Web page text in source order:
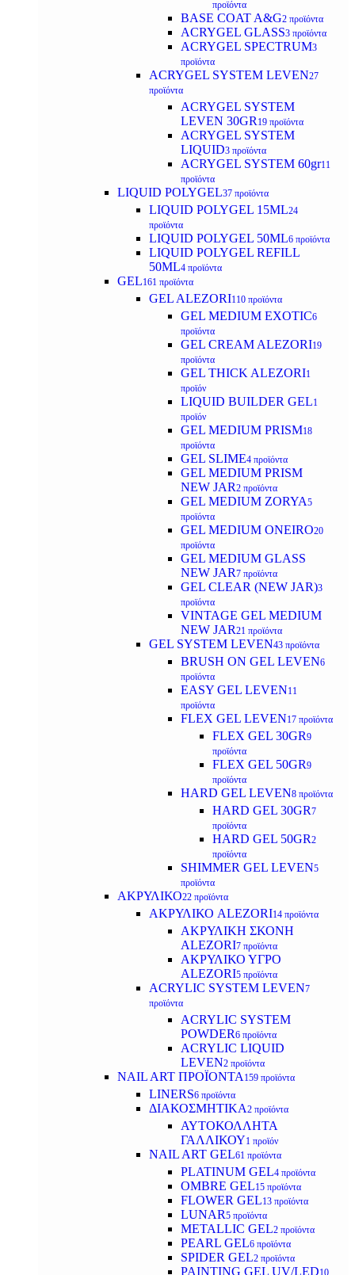
προϊόντα
BASE COAT A&G2 προϊόντα
ACRYGEL GLASS3 προϊόντα
ACRYGEL SPECTRUM3
προϊόντα
ACRYGEL SYSTEM LEVEN27
προϊόντα
ACRYGEL SYSTEM
LEVEN 30GR 19 προϊόντα
ACRYGEL SYSTEM
LIQUID3 προϊόντα
ACRYGEL SYSTEM 60gr11
προϊόντα
LIQUID POLYGEL37 προϊόντα
LIQUID POLYGEL 15ML24
προϊόντα
LIQUID POLYGEL 50ML6 προϊόντα
LIQUID POLYGEL REFILL
50ML4 προϊόντα
GEL161 προϊόντα
GEL ALEZORI110 προϊόντα
GEL MEDIUM EXOTIC6
προϊόντα
GEL CREAM ALEZORI19
προϊόντα
GEL THICK ALEZORI1
προϊόν
LIQUID BUILDER GEL1
προϊόν
GEL MEDIUM PRISM18
προϊόντα
GEL SLIME4 προϊόντα
GEL MEDIUM PRISM
NEW JAR2 προϊόντα
GEL MEDIUM ZORYA5
προϊόντα
GEL MEDIUM ONEIRO20
προϊόντα
GEL MEDIUM GLASS
NEW JAR7 προϊόντα
GEL CLEAR (NEW JAR)3
προϊόντα
VINTAGE GEL MEDIUM
NEW JAR21 προϊόντα
GEL SYSTEM LEVEN43 προϊόντα
BRUSH ON GEL LEVEN6
προϊόντα
EASY GEL LEVEN11
προϊόντα
FLEX GEL LEVEN17 προϊόντα
FLEX GEL 30GR9
προϊόντα
FLEX GEL 50GR9
προϊόντα
HARD GEL LEVEN8 προϊόντα
HARD GEL 30GR7
προϊόντα
HARD GEL 50GR2
προϊόντα
SHIMMER GEL LEVEN5
προϊόντα
ΑΚΡΥΛΙΚΟ22 προϊόντα
ΑΚΡΥΛΙΚΟ ALEZORI14 προϊόντα
ΑΚΡΥΛΙΚΗ ΣΚΟΝΗ
ALEZORI7 προϊόντα
ΑΚΡΥΛΙΚΟ ΥΓΡΟ
ALEZORI5 προϊόντα
ACRYLIC SYSTEM LEVEN7
προϊόντα
ACRYLIC SYSTEM
POWDER6 προϊόντα
ACRYLIC LIQUID
LEVEN2 προϊόντα
NAIL ART ΠΡΟΪΟΝΤΑ 159 προϊόντα
LINERS6 προϊόντα
ΔΙΑΚΟΣΜΗΤΙΚΑ2 προϊόντα
ΑΥΤΟΚΟΛΛΗΤΑ
ΓΑΛΛΙΚΟΥ1 προϊόν
NAIL ART GEL61 προϊόντα
PLATINUM GEL4 προϊόντα
OMBRE GEL15 προϊόντα
FLOWER GEL13 προϊόντα
LUNAR5 προϊόντα
METALLIC GEL2 προϊόντα
PEARL GEL6 προϊόντα
SPIDER GEL2 προϊόντα
PAINTING GEL UV/LED10